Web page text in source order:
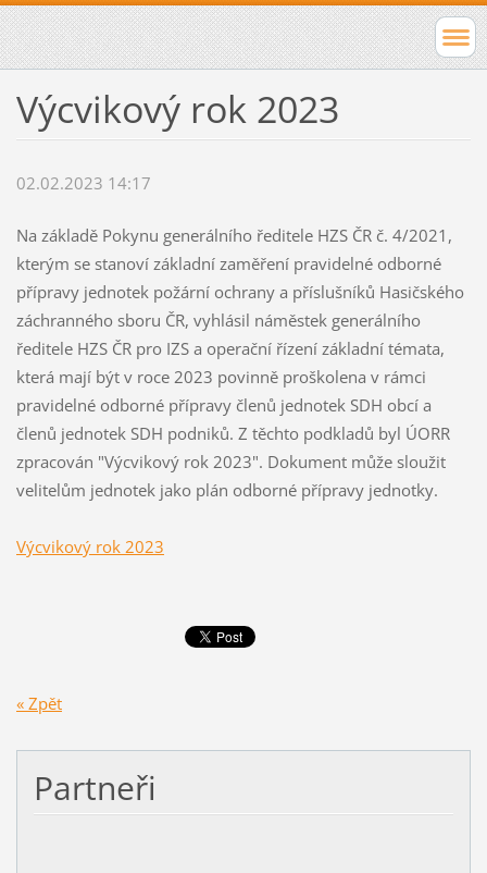
Výcvikový rok 2023
02.02.2023 14:17
Na základě Pokynu generálního ředitele HZS ČR č. 4/2021,
kterým se stanoví základní zaměření pravidelné odborné
přípravy jednotek požární ochrany a příslušníků Hasičského
záchranného sboru ČR, vyhlásil náměstek generálního
ředitele HZS ČR pro IZS a operační řízení základní témata,
která mají být v roce 2023 povinně proškolena v rámci
pravidelné odborné přípravy členů jednotek SDH obcí a
členů jednotek SDH podniků. Z těchto podkladů byl ÚORR
zpracován "Výcvikový rok 2023". Dokument může sloužit
velitelům jednotek jako plán odborné přípravy jednotky.
Výcvikový rok 2023
« Zpět
Partneři